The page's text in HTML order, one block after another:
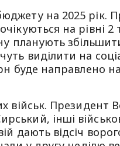
на 2025 рік.
на рівні
планують
виділити на
буде направлено
військ.
інші
дають відсіч